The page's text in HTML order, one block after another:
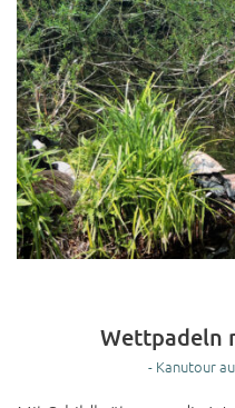
Wettpadeln
- Kanutour